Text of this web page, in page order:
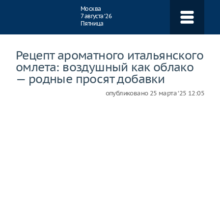
Москва
7 августа ‘26
Пятница
Рецепт ароматного итальянского
омлета: воздушный как облако
— родные просят добавки
опубликовано 25 марта ‘25 12:05